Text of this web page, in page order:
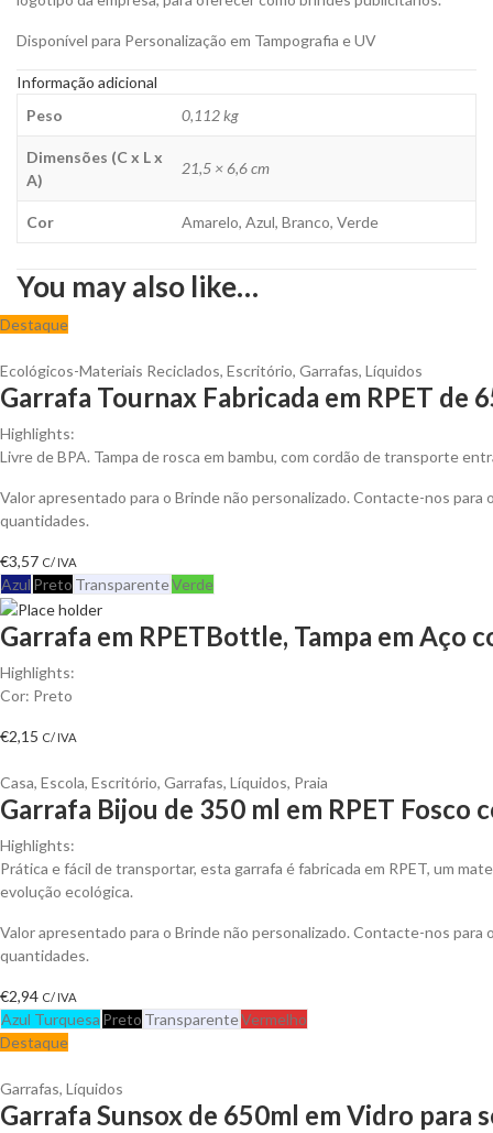
Disponível para Personalização em Tampografia e UV
Informação adicional
Peso
0,112 kg
Dimensões (C x L x
A)
21,5 × 6,6 cm
Cor Amarelo, Azul, Branco, Verde
You may also like…
Destaque
Ecológicos-Materiais Reciclados, Escritório, Garrafas, Líquidos
Garrafa Tournax Fabricada em RPET de
Highlights:
Livre de BPA. Tampa de rosca em bambu, com cordão de transporte
Valor apresentado para o Brinde não personalizado. Contacte-nos
quantidades.
€3,57 C/ IVA
Azul Preto TransparenteVerde
Garrafa em RPETBottle, Tampa em Aço
Highlights:
Cor: Preto
€2,15 C/ IVA
Casa, Escola, Escritório, Garrafas, Líquidos, Praia
Garrafa Bijou de 350 ml em RPET Fosco
Highlights:
Prática e fácil de transportar, esta garrafa é fabricada em RPET, um
evolução ecológica.
Valor apresentado para o Brinde não personalizado. Contacte-nos
quantidades.
€2,94 C/ IVA
Azul Turquesa Preto TransparenteVermelho
Destaque
Garrafas, Líquidos
Garrafa Sunsox de 650ml em Vidro para